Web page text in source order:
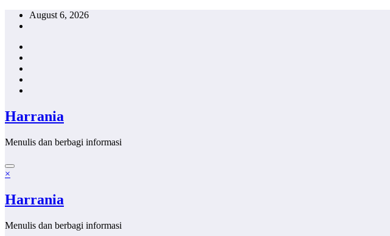
Skip
August 6, 2026
Harrania
Menulis dan berbagi informasi
×
Harrania
Menulis dan berbagi informasi